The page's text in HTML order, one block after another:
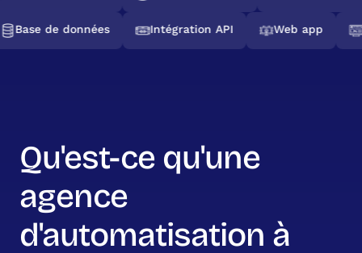
Base de données Intégration API Web app
Qu'est-ce qu'une
agence
d'automatisation à